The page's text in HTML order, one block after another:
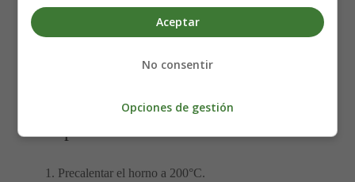
1 cucharadita de pimienta negra
1/2 cucharadita de ajo en polvo
1/4 taza de ketchup
Precalentar el horno a 200°C.
Aceptar
No consentir
Opciones de gestión